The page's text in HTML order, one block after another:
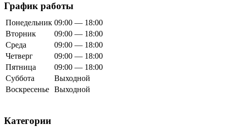
График работы
Понедельник 09:00 — 18:00
Вторник
09:00 — 18:00
Среда
09:00 — 18:00
Четверг
09:00 — 18:00
Пятница
09:00 — 18:00
Суббота
Выходной
Воскресенье Выходной
Категории